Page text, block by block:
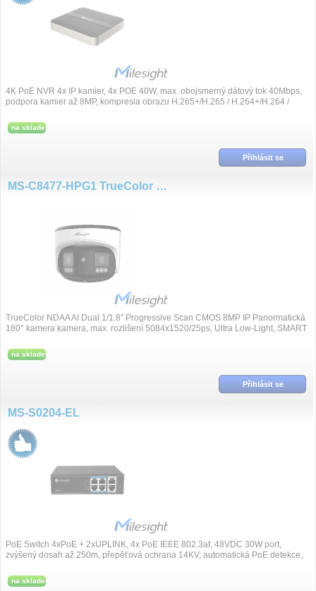
4K PoE NVR 4x IP kamier, 4x POE 40W, max. obojsmerný dátový tok 40Mbps,
podpora kamier až 8MP, kompresia obrazu H.265+/H.265 / H.264+/H.264 /
na sklade
Přihlásit se
MS-C8477-HPG1 TrueColor Panoramatická kamera Duál senzor 8MP/25fps AI
TrueColor NDAA AI Dual 1/1.8″ Progressive Scan CMOS 8MP IP Panormatická
180° kamera kamera, max. rozlišení 5084x1520/25ps, Ultra Low-Light, SMART
na sklade
Přihlásit se
MS-S0204-EL
PoE Switch 4xPoE + 2xUPLINK, 4x PoE IEEE 802.3af, 48VDC 30W port,
zvýšený dosah až 250m, přepěťová ochrana 14KV, automatická PoE detekce,
na sklade